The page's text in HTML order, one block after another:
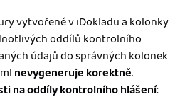
vytvořené v iDokladu a kolonky
oddílů kontrolního
údajů do správných kolonek
nevygeneruje korektně.
na oddíly kontrolního hlášení: